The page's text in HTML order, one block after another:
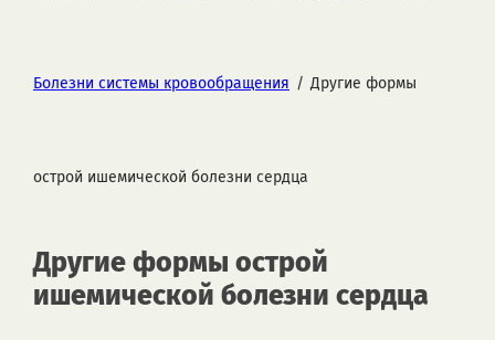
Болезни системы кровообращения / Другие формы
острой ишемической болезни сердца
Другие формы острой
ишемической болезни сердца